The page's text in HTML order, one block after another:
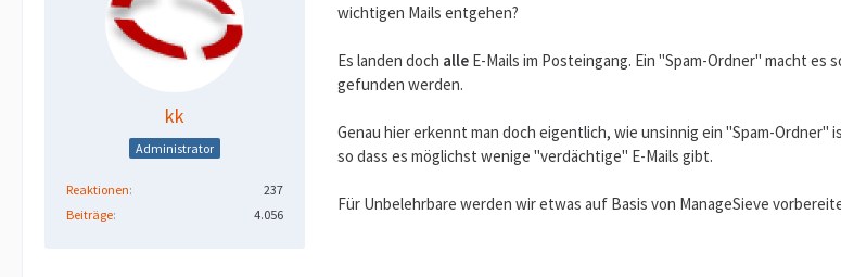
kk
Administrator
Reaktionen
237
Beiträge
4.056
wichtigen Mails entgehen?
Es landen doch alle E-Mails im Posteingang. Ein "Spam-Ordner" macht es
gefunden werden.
Genau hier erkennt man doch eigentlich, wie unsinnig ein "Spam-Ordner"
so dass es möglichst wenige "verdächtige" E-Mails gibt.
Für Unbelehrbare werden wir etwas auf Basis von ManageSieve